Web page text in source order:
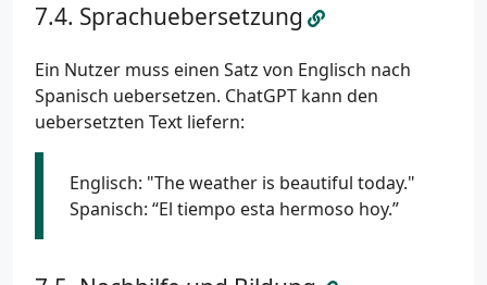
Sprachuebersetzung
Ein Nutzer muss einen Satz von Englisch nach
Spanisch uebersetzen. ChatGPT kann den
uebersetzten Text liefern:
Englisch: "The weather is beautiful today."
Spanisch: “El tiempo esta hermoso hoy.”